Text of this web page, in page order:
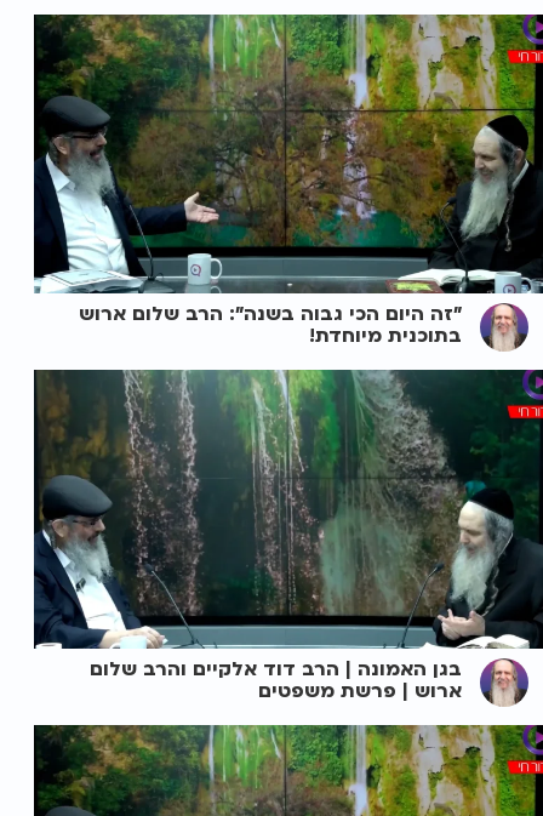
"זה היום הכי גבוה בשנה": הרב שלום ארוש
בתוכנית מיוחדת!
בגן האמונה | הרב דוד אלקיים והרב שלום
ארוש | פרשת משפטים